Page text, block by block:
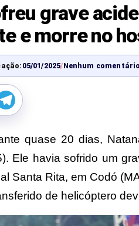
grave
e morre no
05/01/2025/Nenhum comentário
T
e
g
a
m
quase 20 dias,
Ele havia sofrido um
Santa Rita, em Codó
de helicóptero